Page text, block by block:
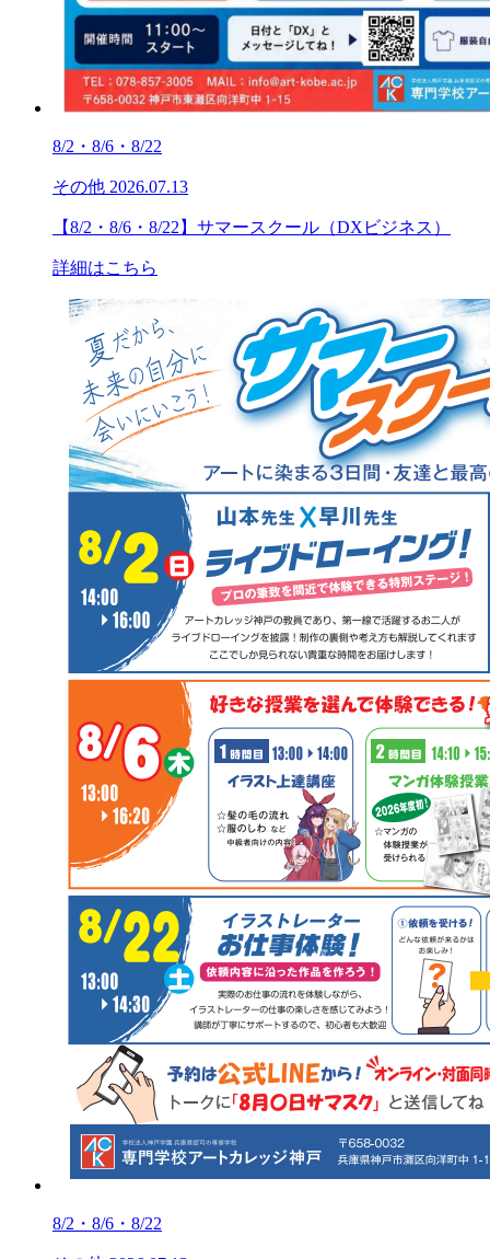
8/2・8/6・8/22
その他 2026.07.13
【8/2・8/6・8/22】サマースクール（DXビジネス）
詳細はこちら
8/2・8/6・8/22